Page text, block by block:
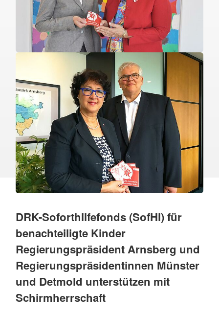
DRK-Soforthilfefonds (SofHi) für
benachteiligte Kinder
Regierungspräsident Arnsberg und
Regierungspräsidentinnen Münster
und Detmold unterstützen mit
Schirmherrschaft